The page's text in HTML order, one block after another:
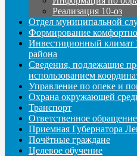
Реализация 10-оз
Отдел муниципальной
Формирование
Инвестиционный климат
района
Сведения, подлежащие
использованием
Управление по опеке и
Охрана окружающей
Транспорт
Ответственное
Приемная Губернатора
Почётные граждане
Целевое обучение